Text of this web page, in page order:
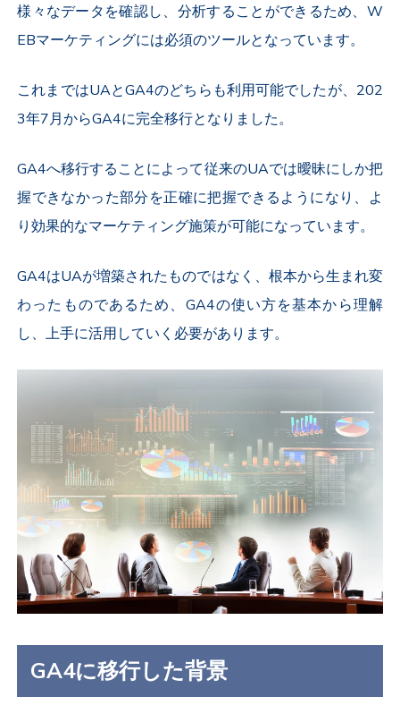
様々なデータを確認し、分析することができるため、W
EBマーケティングには必須のツールとなっています。
これまではUAとGA4のどちらも利用可能でしたが、202
3年7月からGA4に完全移行となりました。
GA4へ移行することによって従来のUAでは曖昧にしか把
握できなかった部分を正確に把握できるようになり、よ
り効果的なマーケティング施策が可能になっています。
GA4はUAが増築されたものではなく、根本から生まれ変
わったものであるため、GA4の使い方を基本から理解
し、上手に活用していく必要があります。
GA4に移行した背景